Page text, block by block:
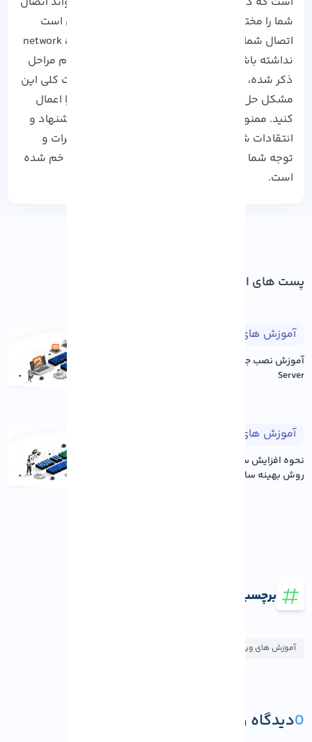
شما را مختل کند. به دلیل اختلالات اینترنتی ممکن است
اتصال شما قطع شده و این اصلا ربطی به network adapter
نداشته باشد. به همین سبب قبل از اقدام به انجام مراحل
ذکر شده، سیستم را ریستارت کنید. اما اگر در حالت کلی این
مشکل حل نشد، می توانید روش های ذکر شده را اعمال
کنید. ممنون که همراه ما بودید. منتظر نظرات، پیشنهاد و
انتقادات شما در بخش کامنت ها هستیم. این نظرات و
توجه شما است که راهنمای ما در این راه پر پیج و خم شده
است.
پست های اخیر
آموزش های طراحی وب
Server
آموزش های وردپرس
روش بهینه سازی عم...
برچسب ها
آموزش های ویندوز
0دیدگاه و پرسش